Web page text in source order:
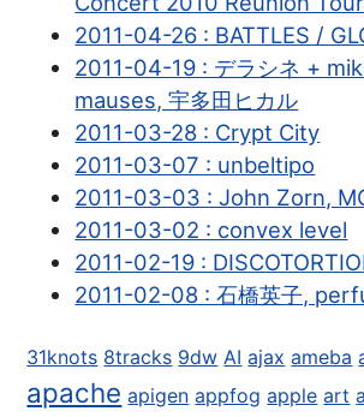
2011-04-26 : BATTLES /
2011-04-19 : デラシネ +
mauses, 宇多田ヒカル
2011-03-28 : Crypt City
2011-03-07 : unbeltipo
2011-03-03 : John Zorn,
2011-03-02 : convex level
2011-02-19 :
2011-02-08 : 石橋英子,
31knots 8tracks 9dw AI ajax ameba
apache apigen appfog apple art